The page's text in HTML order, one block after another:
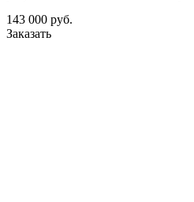
143 000 руб.
Заказать